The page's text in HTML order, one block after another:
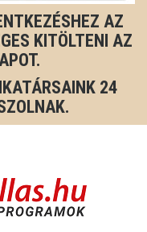
AZ
KITÖLTENI AZ
24